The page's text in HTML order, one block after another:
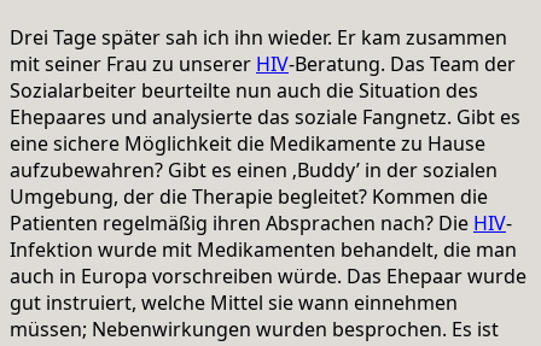
Drei Tage später sah ich ihn wieder. Er kam zusammen
mit seiner Frau zu unserer HIV-Beratung. Das Team der
Sozialarbeiter beurteilte nun auch die Situation des
Ehepaares und analysierte das soziale Fangnetz. Gibt es
eine sichere Möglichkeit die Medikamente zu Hause
aufzubewahren? Gibt es einen ‚Buddy’ in der sozialen
Umgebung, der die Therapie begleitet? Kommen die
Patienten regelmäßig ihren Absprachen nach? Die HIV-
Infektion wurde mit Medikamenten behandelt, die man
auch in Europa vorschreiben würde. Das Ehepaar wurde
gut instruiert, welche Mittel sie wann einnehmen
müssen; Nebenwirkungen wurden besprochen. Es ist